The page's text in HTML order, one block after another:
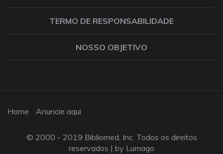
TERMO DE RESPONSABILIDADE
NOSSO OBJETIVO
Home Anuncie aqui
© 2000 - 2019 Bibliomed, Inc. Todos os direitos
reservados | by Lumago